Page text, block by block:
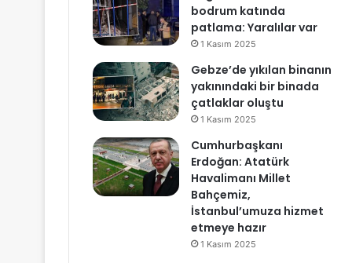
bodrum katında
patlama: Yaralılar var
1 Kasım 2025
Gebze’de yıkılan binanın
yakınındaki bir binada
çatlaklar oluştu
1 Kasım 2025
Cumhurbaşkanı
Erdoğan: Atatürk
Havalimanı Millet
Bahçemiz,
İstanbul’umuza hizmet
etmeye hazır
1 Kasım 2025